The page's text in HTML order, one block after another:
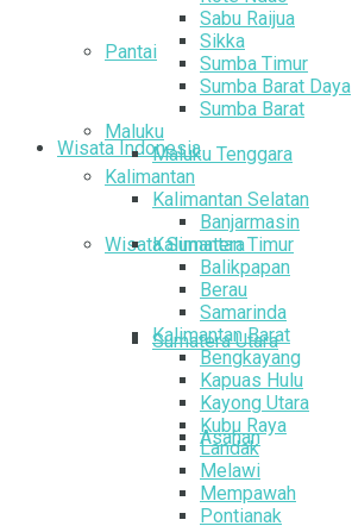
Pantai
Wisata Indonesia
Wisata Sumatera
Sumatera Utara
Asahan
Sabu Raijua
Sikka
Sumba Timur
Sumba Barat Daya
Sumba Barat
Maluku
Maluku Tenggara
Kalimantan
Kalimantan Selatan
Banjarmasin
Kalimantan Timur
Balikpapan
Berau
Samarinda
Kalimantan Barat
Bengkayang
Kapuas Hulu
Kayong Utara
Kubu Raya
Landak
Melawi
Mempawah
Pontianak